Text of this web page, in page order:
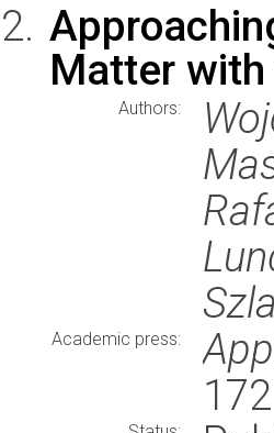
Matter with
Authors:
Academic press: